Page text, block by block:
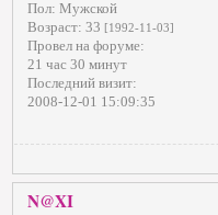
Пол: Мужской
Возраст: 33 [1992-11-03]
Провел на форуме:
21 час 30 минут
Последний визит:
2008-12-01 15:09:35
N@XI